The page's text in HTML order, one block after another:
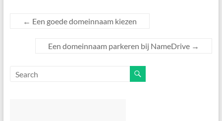
← Een goede domeinnaam kiezen
Een domeinnaam parkeren bij NameDrive →